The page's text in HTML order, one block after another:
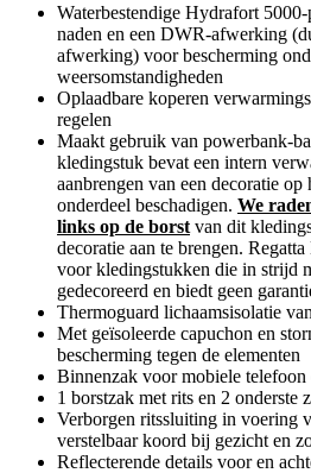
Waterbestendige Hydrafort 5000-
naden en een DWR-afwerking
afwerking) voor bescherming
weersomstandigheden
Oplaadbare koperen
regelen
Maakt gebruik van powerbank-
kledingstuk bevat een intern
aanbrengen van een decoratie
onderdeel beschadigen. We
links op de borst van dit
decoratie aan te brengen.
voor kledingstukken die in strijd
gedecoreerd en biedt geen
Thermoguard lichaamsisolatie
Met geïsoleerde capuchon en
bescherming tegen de elementen
Binnenzak voor mobiele telefoon
1 borstzak met rits en 2 onderste
Verborgen ritssluiting in voering
verstelbaar koord bij gezicht en
Reflecterende details voor en